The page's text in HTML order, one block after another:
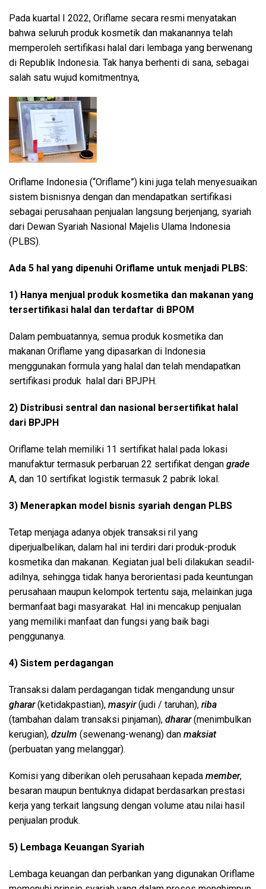
Pada kuartal I 2022, Oriflame secara resmi menyatakan
bahwa seluruh produk kosmetik dan makanannya telah
memperoleh sertifikasi halal dari lembaga yang berwenang
di Republik Indonesia. Tak hanya berhenti di sana, sebagai
salah satu wujud komitmentnya,
Oriflame Indonesia (“Oriflame”) kini juga telah menyesuaikan
sistem bisnisnya dengan dan mendapatkan sertifikasi
sebagai perusahaan penjualan langsung berjenjang, syariah
dari Dewan Syariah Nasional Majelis Ulama Indonesia
(PLBS).
Ada 5 hal yang dipenuhi Oriflame untuk menjadi PLBS:
1) Hanya menjual produk kosmetika dan makanan yang
tersertifikasi halal dan terdaftar di BPOM
Dalam pembuatannya, semua produk kosmetika dan
makanan Oriflame yang dipasarkan di Indonesia
menggunakan formula yang halal dan telah mendapatkan
sertifikasi produk halal dari BPJPH.
2) Distribusi sentral dan nasional bersertifikat halal
dari BPJPH
Oriflame telah memiliki 11 sertifikat halal pada lokasi
manufaktur termasuk perbaruan 22 sertifikat dengan grade
A, dan 10 sertifikat logistik termasuk 2 pabrik lokal.
3) Menerapkan model bisnis syariah dengan PLBS
Tetap menjaga adanya objek transaksi ril yang
diperjualbelikan, dalam hal ini terdiri dari produk-produk
kosmetika dan makanan. Kegiatan jual beli dilakukan seadil-
adilnya, sehingga tidak hanya berorientasi pada keuntungan
perusahaan maupun kelompok tertentu saja, melainkan juga
bermanfaat bagi masyarakat. Hal ini mencakup penjualan
yang memiliki manfaat dan fungsi yang baik bagi
penggunanya.
4) Sistem perdagangan
Transaksi dalam perdagangan tidak mengandung unsur
gharar(ketidakpastian), masyir(judi / taruhan), riba
(tambahan dalam transaksi pinjaman), dharar(menimbulkan
kerugian), dzulm (sewenang-wenang) dan maksiat
(perbuatan yang melanggar).
Komisi yang diberikan oleh perusahaan kepada member,
besaran maupun bentuknya didapat berdasarkan prestasi
kerja yang terkait langsung dengan volume atau nilai hasil
penjualan produk.
5) Lembaga Keuangan Syariah
Lembaga keuangan dan perbankan yang digunakan Oriflame